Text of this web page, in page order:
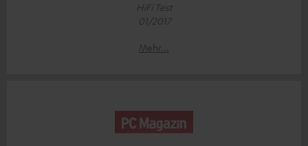
HiFi Test
01/2017
Mehr...